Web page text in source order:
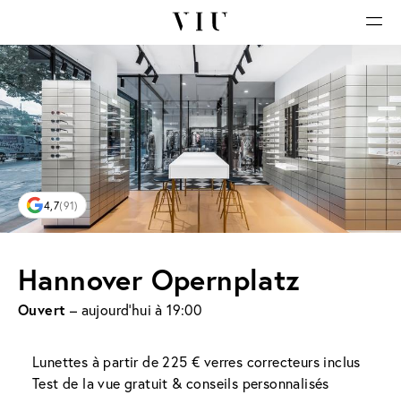
4,7(91)
Hannover Opernplatz
Ouvert – aujourd'hui à 19:00
Lunettes à partir de 225 € verres correcteurs inclus
Test de la vue gratuit & conseils personnalisés